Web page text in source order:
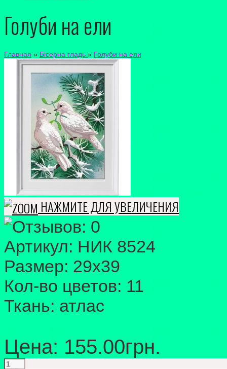
Голуби на ели
Главная » Бісерна гладь » Голуби на ели
НАЖМИТЕ ДЛЯ УВЕЛИЧЕНИЯ
Артикул: НИК 8524
Размер: 29х39
Кол-во цветов: 11
Ткань: атлас
Цена: 155.00грн.